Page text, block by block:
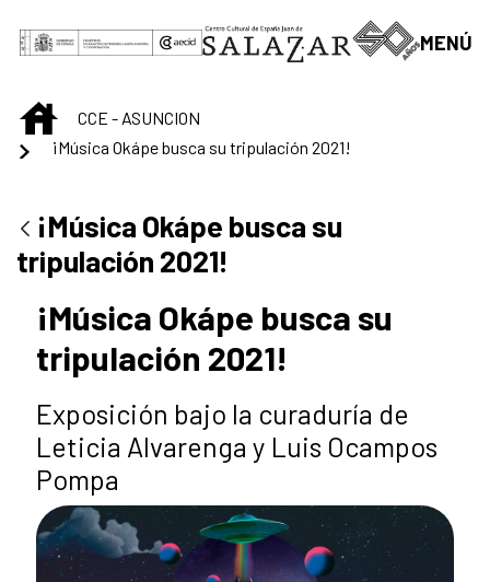
Saltar al contenido principal
MENÚ
INICIOCCE - ASUNCION
¡Música Okápe busca su tripulación 2021!
¡Música Okápe busca su
tripulación 2021!
¡Música Okápe busca su
tripulación 2021!
Exposición bajo la curaduría de
Leticia Alvarenga y Luis Ocampos
Pompa